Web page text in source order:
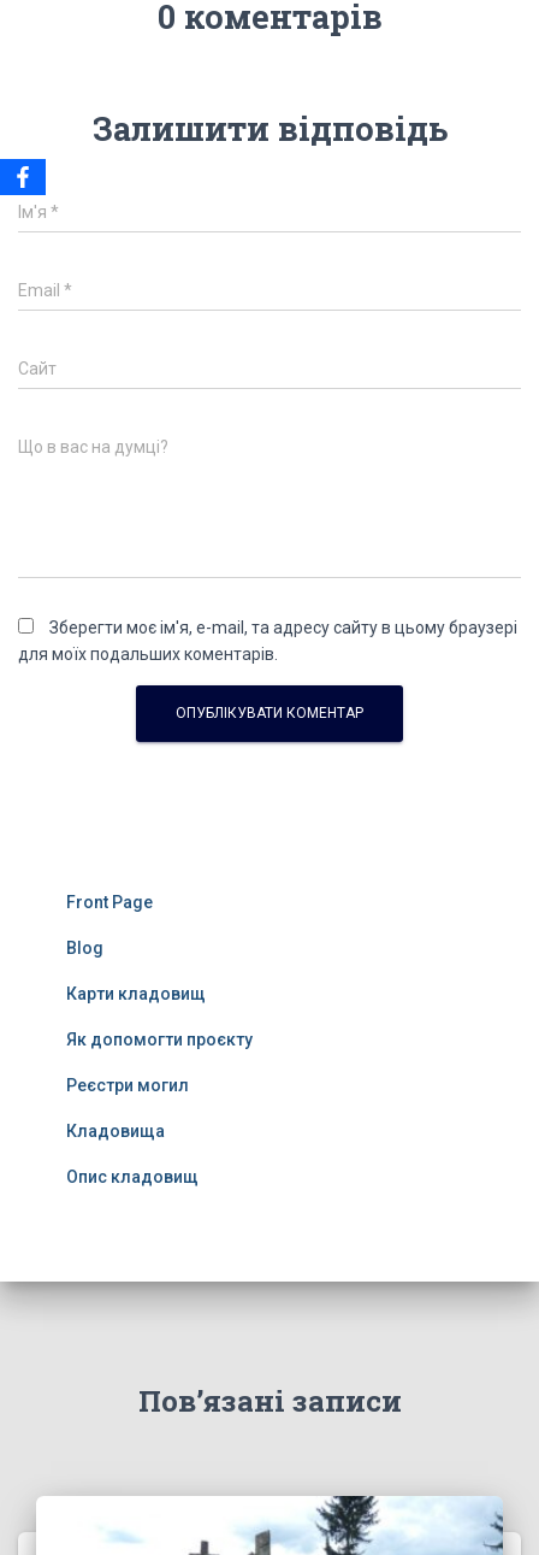
0 коментарів
Залишити відповідь
Ім'я *
Email *
Сайт
Що в вас на думці?
Зберегти моє ім'я, e-mail, та адресу сайту в цьому браузері
для моїх подальших коментарів.
Front Page
Blog
Карти кладовищ
Як допомогти проєкту
Реєстри могил
Кладовища
Опис кладовищ
Пов’язані записи